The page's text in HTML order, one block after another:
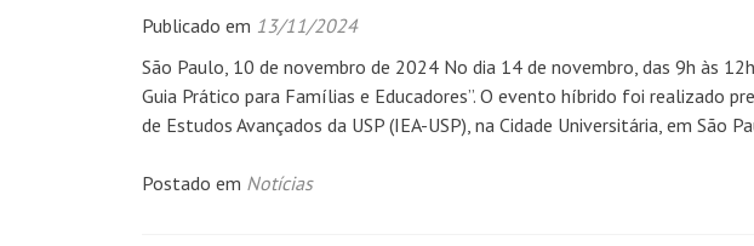
Publicado em 13/11/2024
São Paulo, 10 de novembro de 2024 No dia 14 de novembro, das 9h às
Guia Prático para Famílias e Educadores”. O evento híbrido foi realizado
de Estudos Avançados da USP (IEA-USP), na Cidade Universitária, em São
Postado em Notícias